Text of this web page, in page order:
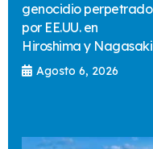
genocidio perpetrado
por EE.UU. en
Hiroshima y Nagasaki
Agosto 6, 2026